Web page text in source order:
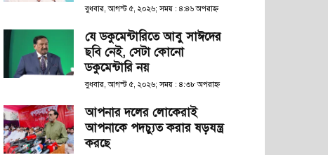
বুধবার, আগস্ট ৫, ২০২৬; সময় : ৪:৪৬ অপরাহ্ণ
যে ডকুমেন্টারিতে আবু সাঈদের
ছবি নেই, সেটা কোনো
ডকুমেন্টারি নয়
বুধবার, আগস্ট ৫, ২০২৬; সময় : ৪:৩৮ অপরাহ্ণ
আপনার দলের লোকেরাই
আপনাকে পদচ্যুত করার ষড়যন্ত্র
করছে